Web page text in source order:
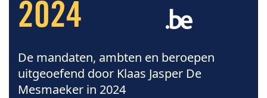
2024
De mandaten, ambten en beroepen
uitgeoefend door Klaas Jasper De
Mesmaeker in 2024